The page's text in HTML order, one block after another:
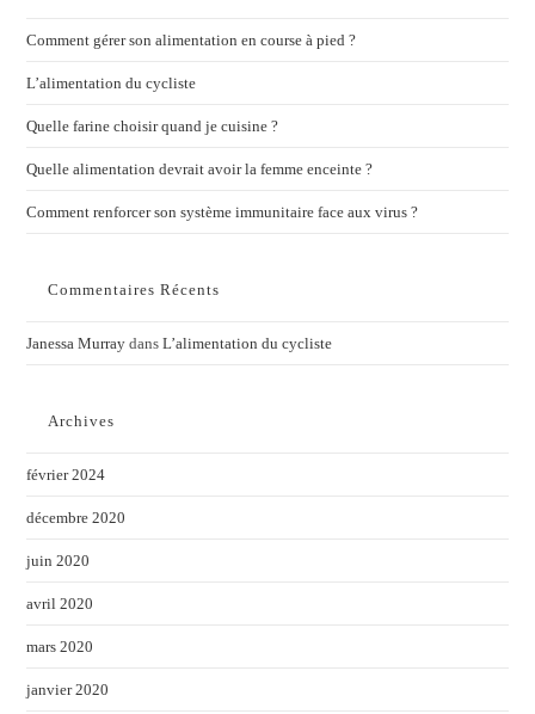
Comment gérer son alimentation en course à pied ?
L’alimentation du cycliste
Quelle farine choisir quand je cuisine ?
Quelle alimentation devrait avoir la femme enceinte ?
Comment renforcer son système immunitaire face aux virus ?
Commentaires Récents
Janessa Murray dansL’alimentation du cycliste
Archives
février 2024
décembre 2020
juin 2020
avril 2020
mars 2020
janvier 2020